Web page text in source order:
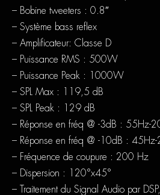
– Bobine tweeters : 0.8″
– Système bass reflex
– Amplificateur: Classe D
– Puissance RMS : 500W
– Puissance Peak : 1000W
– SPL Max : 119,5 dB
– SPL Peak : 129 dB
– Réponse en fréq @ -3dB : 55Hz-
– Réponse en fréq @ -10dB :
– Fréquence de coupure : 200 Hz
– Dispersion : 120°x45°
– Traitement du Signal Audio par